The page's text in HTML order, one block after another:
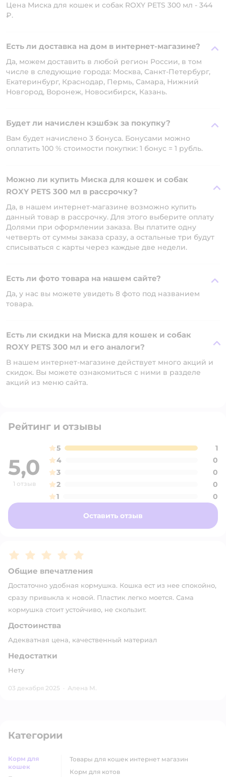
Цена Миска для кошек и собак ROXY PETS 300 мл - 344
₽.
Есть ли доставка на дом в интернет-магазине?
Да, можем доставить в любой регион России, в том
числе в следующие города: Москва, Санкт-Петербург,
Екатеринбург, Краснодар, Пермь, Самара, Нижний
Новгород, Воронеж, Новосибирск, Казань.
Будет ли начислен кэшбэк за покупку?
Вам будет начислено 3 бонуса. Бонусами можно
оплатить 100 % стоимости покупки: 1 бонус = 1 рубль.
Можно ли купить Миска для кошек и собак
ROXY PETS 300 мл в рассрочку?
Да, в нашем интернет-магазине возможно купить
данный товар в рассрочку. Для этого выберите оплату
Долями при оформлении заказа. Вы платите одну
четверть от суммы заказа сразу, а остальные три будут
списываться с карты через каждые две недели.
Есть ли фото товара на нашем сайте?
Да, у нас вы можете увидеть 8 фото под названием
товара.
Есть ли скидки на Миска для кошек и собак
ROXY PETS 300 мл и его аналоги?
В нашем интернет-магазине действует много акций и
скидок. Вы можете ознакомиться с ними в разделе
акций из меню сайта.
Рейтинг и отзывы
5,0
1 отзыв
5
1
4
0
3
0
2
0
1
0
Оставить отзыв
Рейтинг:5
Общие впечатления
Достаточно удобная кормушка. Кошка ест из нее спокойно,
сразу привыкла к новой. Пластик легко моется. Сама
кормушка стоит устойчиво, не скользит.
Достоинства
Адекватная цена, качественный материал
Недостатки
Нету
03 декабря 2025 · Алена М.
Категории
Корм для
кошек
товары для кошек интернет магазин
корм для котов